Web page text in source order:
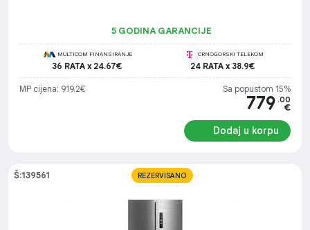
5 GODINA GARANCIJE
MULTICOM FINANSIRANJE
36 RATA x 24.67€
CRNOGORSKI TELEKOM
24 RATA x 38.9€
MP cijena: 919.2€ Sa popustom 15%
779 .00
€
Dodaj u korpu
Š:139561 REZERVISANO